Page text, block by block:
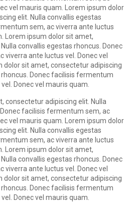
vel mauris quam. Lorem ipsum dolor
elit. Nulla convallis egestas
sem, ac viverra ante luctus
Lorem ipsum dolor sit amet,
convallis egestas rhoncus. Donec
ante luctus vel. Donec vel
dolor sit amet, consectetur adipiscing
Donec facilisis fermentum
Donec vel mauris quam.
consectetur adipiscing elit. Nulla
facilisis fermentum sem, ac
vel mauris quam. Lorem ipsum dolor
elit. Nulla convallis egestas
sem, ac viverra ante luctus
Lorem ipsum dolor sit amet,
convallis egestas rhoncus. Donec
ante luctus vel. Donec vel
dolor sit amet, consectetur adipiscing
Donec facilisis fermentum
Donec vel mauris quam.